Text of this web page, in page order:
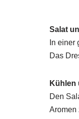
Salat
In
Das
Kühlen
Den
Aromen